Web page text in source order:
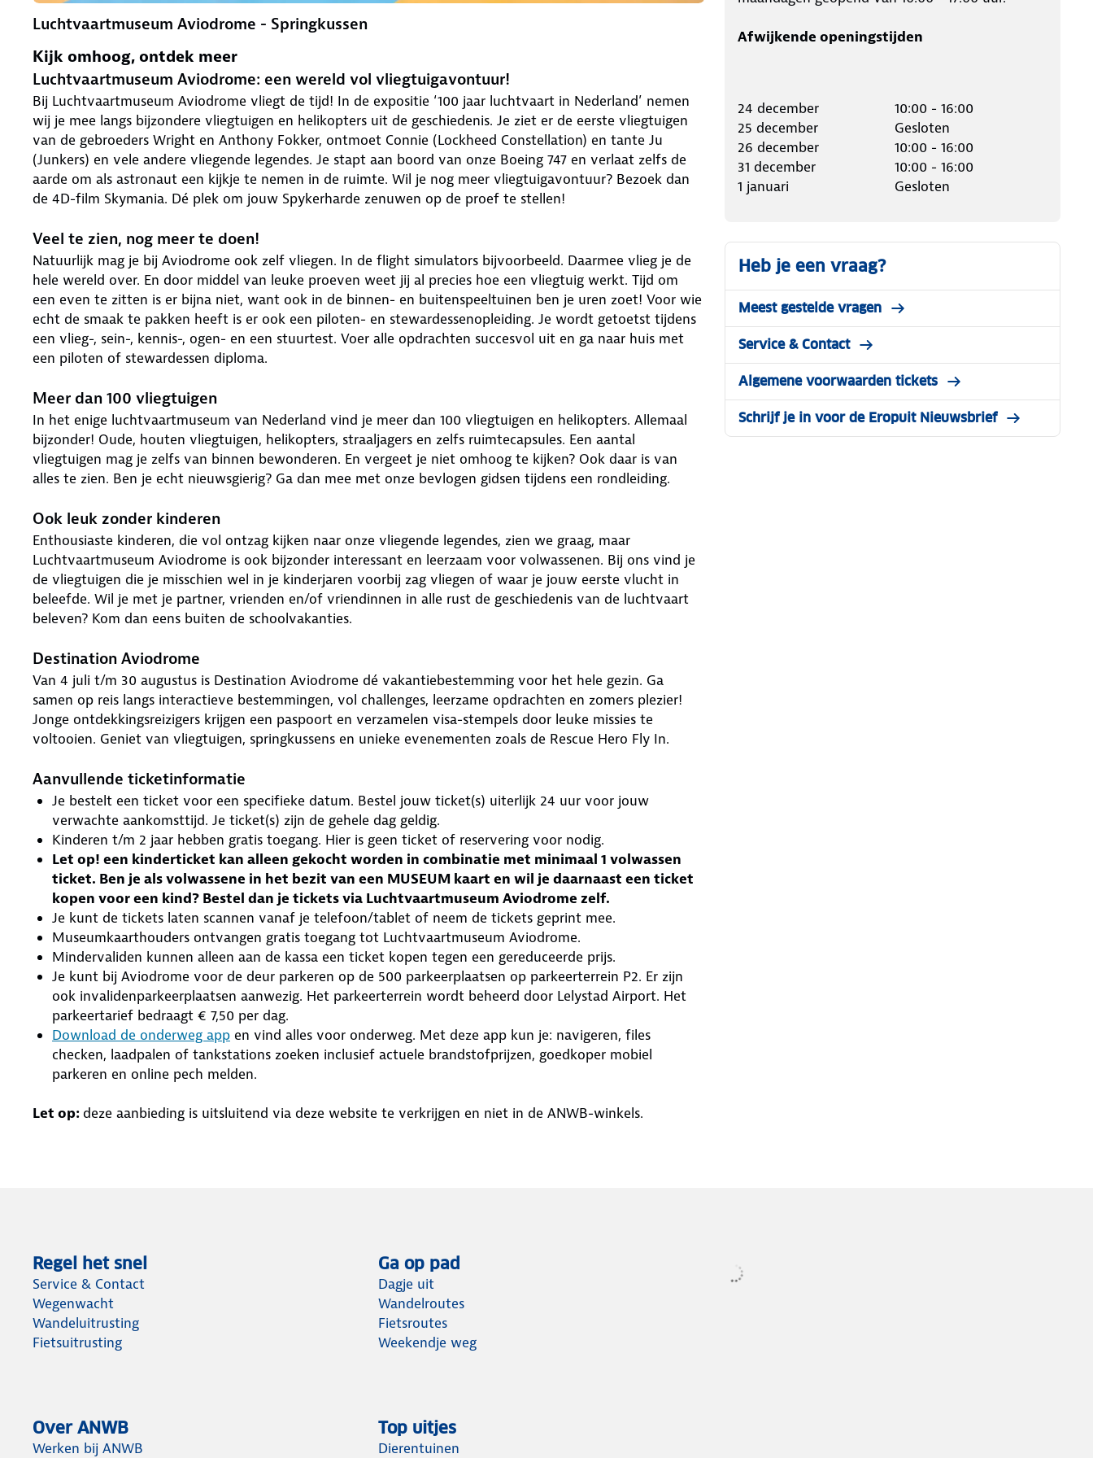
Luchtvaartmuseum Aviodrome - Springkussen
Kijk omhoog, ontdek meer
Luchtvaartmuseum Aviodrome: een wereld vol vliegtuigavontuur!
Bij Luchtvaartmuseum Aviodrome vliegt de tijd! In de expositie ‘100 jaar luchtvaart in Nederland’ nemen
wij je mee langs bijzondere vliegtuigen en helikopters uit de geschiedenis. Je ziet er de eerste vliegtuigen
van de gebroeders Wright en Anthony Fokker, ontmoet Connie (Lockheed Constellation) en tante Ju
(Junkers) en vele andere vliegende legendes. Je stapt aan boord van onze Boeing 747 en verlaat zelfs de
aarde om als astronaut een kijkje te nemen in de ruimte. Wil je nog meer vliegtuigavontuur? Bezoek dan
de 4D-film Skymania. Dé plek om jouw Spykerharde zenuwen op de proef te stellen!
Veel te zien, nog meer te doen!
Natuurlijk mag je bij Aviodrome ook zelf vliegen. In de flight simulators bijvoorbeeld. Daarmee vlieg je de
hele wereld over. En door middel van leuke proeven weet jij al precies hoe een vliegtuig werkt. Tijd om
een even te zitten is er bijna niet, want ook in de binnen- en buitenspeeltuinen ben je uren zoet! Voor wie
echt de smaak te pakken heeft is er ook een piloten- en stewardessenopleiding. Je wordt getoetst tijdens
een vlieg-, sein-, kennis-, ogen- en een stuurtest. Voer alle opdrachten succesvol uit en ga naar huis met
een piloten of stewardessen diploma.
Meer dan 100 vliegtuigen
In het enige luchtvaartmuseum van Nederland vind je meer dan 100 vliegtuigen en helikopters. Allemaal
bijzonder! Oude, houten vliegtuigen, helikopters, straaljagers en zelfs ruimtecapsules. Een aantal
vliegtuigen mag je zelfs van binnen bewonderen. En vergeet je niet omhoog te kijken? Ook daar is van
alles te zien. Ben je echt nieuwsgierig? Ga dan mee met onze bevlogen gidsen tijdens een rondleiding.
Ook leuk zonder kinderen
Enthousiaste kinderen, die vol ontzag kijken naar onze vliegende legendes, zien we graag, maar
Luchtvaartmuseum Aviodrome is ook bijzonder interessant en leerzaam voor volwassenen. Bij ons vind je
de vliegtuigen die je misschien wel in je kinderjaren voorbij zag vliegen of waar je jouw eerste vlucht in
beleefde. Wil je met je partner, vrienden en/of vriendinnen in alle rust de geschiedenis van de luchtvaart
beleven? Kom dan eens buiten de schoolvakanties.
Destination Aviodrome
Van 4 juli t/m 30 augustus is Destination Aviodrome dé vakantiebestemming voor het hele gezin. Ga
samen op reis langs interactieve bestemmingen, vol challenges, leerzame opdrachten en zomers plezier!
Jonge ontdekkingsreizigers krijgen een paspoort en verzamelen visa-stempels door leuke missies te
voltooien. Geniet van vliegtuigen, springkussens en unieke evenementen zoals de Rescue Hero Fly In.
Aanvullende ticketinformatie
Je bestelt een ticket voor een specifieke datum. Bestel jouw ticket(s) uiterlijk 24 uur voor jouw
verwachte aankomsttijd. Je ticket(s) zijn de gehele dag geldig.
Kinderen t/m 2 jaar hebben gratis toegang. Hier is geen ticket of reservering voor nodig.
Let op! een kinderticket kan alleen gekocht worden in combinatie met minimaal 1 volwassen
ticket. Ben je als volwassene in het bezit van een MUSEUM kaart en wil je daarnaast een ticket
kopen voor een kind? Bestel dan je tickets via Luchtvaartmuseum Aviodrome zelf.
Je kunt de tickets laten scannen vanaf je telefoon/tablet of neem de tickets geprint mee.
Museumkaarthouders ontvangen gratis toegang tot Luchtvaartmuseum Aviodrome.
Mindervaliden kunnen alleen aan de kassa een ticket kopen tegen een gereduceerde prijs.
Je kunt bij Aviodrome voor de deur parkeren op de 500 parkeerplaatsen op parkeerterrein P2. Er zijn
ook invalidenparkeerplaatsen aanwezig. Het parkeerterrein wordt beheerd door Lelystad Airport. Het
parkeertarief bedraagt € 7,50 per dag.
Download de onderweg app en vind alles voor onderweg. Met deze app kun je: navigeren, files
checken, laadpalen of tankstations zoeken inclusief actuele brandstofprijzen, goedkoper mobiel
parkeren en online pech melden.
Let op: deze aanbieding is uitsluitend via deze website te verkrijgen en niet in de ANWB-winkels.
Afwijkende openingstijden
24 december
10:00 - 16:00
25 december
Gesloten
26 december
10:00 - 16:00
31 december
10:00 - 16:00
1 januari
Gesloten
Heb je een vraag?
Meest gestelde vragen
Service & Contact
Algemene voorwaarden tickets
Schrijf je in voor de Eropuit Nieuwsbrief
Regel het snel
Service & Contact
Wegenwacht
Wandeluitrusting
Fietsuitrusting
Ga op pad
Dagje uit
Wandelroutes
Fietsroutes
Weekendje weg
Over ANWB
Werken bij ANWB
Top uitjes
Dierentuinen